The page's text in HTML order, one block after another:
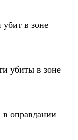
убит в зоне
убиты в зоне
в оправдании